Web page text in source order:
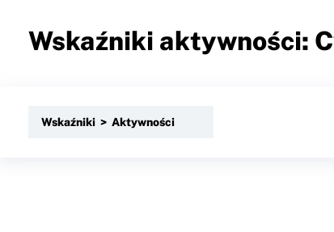
Wskaźniki aktywności:
Wskaźniki > Aktywności